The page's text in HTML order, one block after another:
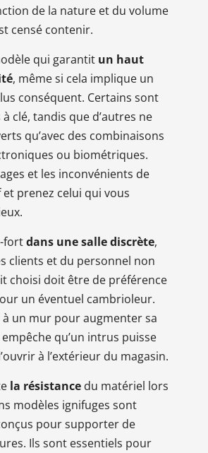
de la nature et du volume
censé contenir.
qui garantit un haut
, même si cela implique un
conséquent. Certains sont
clé, tandis que d’autres ne
qu’avec des combinaisons
ou biométriques.
et les inconvénients de
prenez celui qui vous
fortdans une salle discrète,
clients et du personnel non
choisi doit être de préférence
un éventuel cambrioleur.
à un mur pour augmenter sa
qu’un intrus puisse
à l’extérieur du magasin.
la résistance du matériel lors
modèles ignifuges sont
pour supporter de
Ils sont essentiels pour